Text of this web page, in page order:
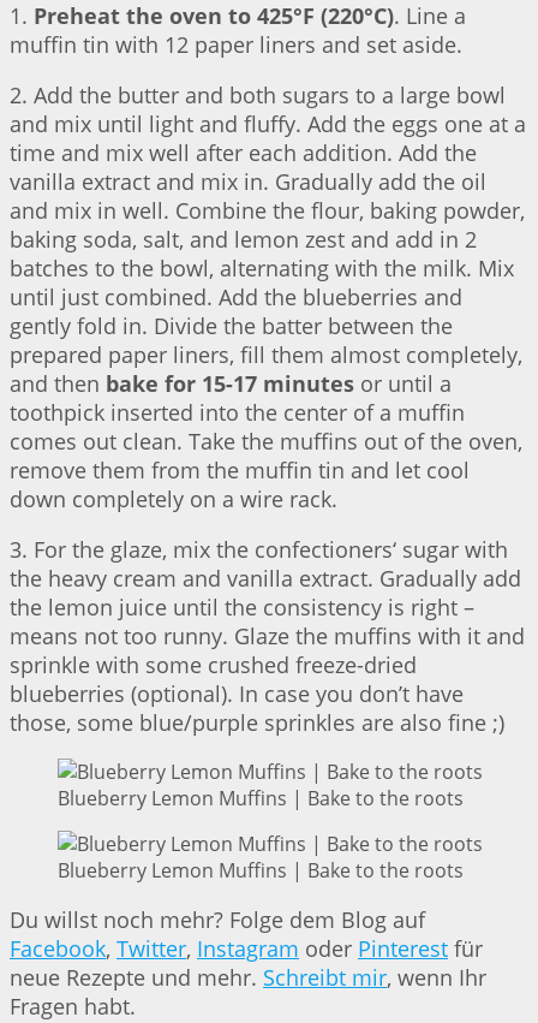
1. Preheat the oven to 425°F (220°C). Line a
muffin tin with 12 paper liners and set aside.
2. Add the butter and both sugars to a large bowl
and mix until light and fluffy. Add the eggs one at a
time and mix well after each addition. Add the
vanilla extract and mix in. Gradually add the oil
and mix in well. Combine the flour, baking powder,
baking soda, salt, and lemon zest and add in 2
batches to the bowl, alternating with the milk. Mix
until just combined. Add the blueberries and
gently fold in. Divide the batter between the
prepared paper liners, fill them almost completely,
and then bake for 15-17 minutes or until a
toothpick inserted into the center of a muffin
comes out clean. Take the muffins out of the oven,
remove them from the muffin tin and let cool
down completely on a wire rack.
3. For the glaze, mix the confectioners‘ sugar with
the heavy cream and vanilla extract. Gradually add
the lemon juice until the consistency is right –
means not too runny. Glaze the muffins with it and
sprinkle with some crushed freeze-dried
blueberries (optional). In case you don’t have
those, some blue/purple sprinkles are also fine ;)
Blueberry Lemon Muffins | Bake to the roots
Blueberry Lemon Muffins | Bake to the roots
Du willst noch mehr? Folge dem Blog auf
Facebook, Twitter, Instagram oder Pinterest für
neue Rezepte und mehr. Schreibt mir, wenn Ihr
Fragen habt.